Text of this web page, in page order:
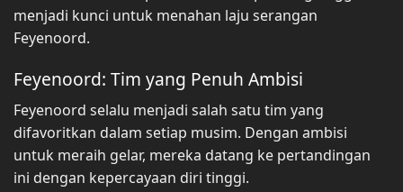
menjadi kunci untuk menahan laju serangan
Feyenoord.
Feyenoord: Tim yang Penuh Ambisi
Feyenoord selalu menjadi salah satu tim yang
difavoritkan dalam setiap musim. Dengan ambisi
untuk meraih gelar, mereka datang ke pertandingan
ini dengan kepercayaan diri tinggi.